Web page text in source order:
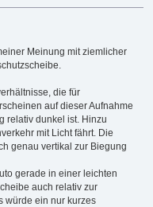
Meinung mit ziemlicher
die für
auf dieser Aufnahme
relativ dunkel ist. Hinzu
mit Licht fährt. Die
genau vertikal zur Biegung
gerade in einer leichten
auch relativ zur
würde ein nur kurzes